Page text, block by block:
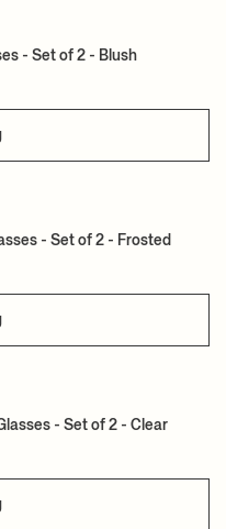
- Set of 2 - Blush
- Set of 2 - Frosted
- Set of 2 - Clear